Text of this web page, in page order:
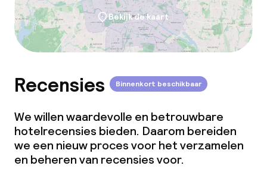
Bekijk de kaart
Recensies Binnenkort beschikbaar
We willen waardevolle en betrouwbare
hotelrecensies bieden. Daarom bereiden
we een nieuw proces voor het verzamelen
en beheren van recensies voor.